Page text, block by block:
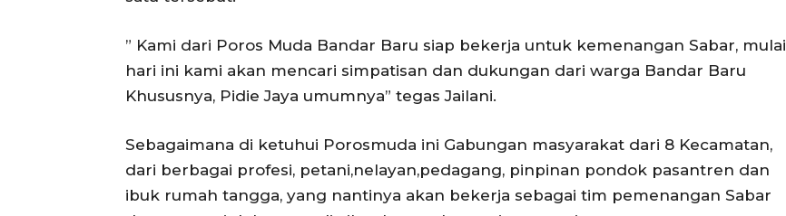
” Kami dari Poros Muda Bandar Baru siap bekerja untuk kemenangan Sabar, mulai
hari ini kami akan mencari simpatisan dan dukungan dari warga Bandar Baru
Khususnya, Pidie Jaya umumnya” tegas Jailani.
Sebagaimana di ketuhui Porosmuda ini Gabungan masyarakat dari 8 Kecamatan,
dari berbagai profesi, petani,nelayan,pedagang, pinpinan pondok pasantren dan
ibuk rumah tangga, yang nantinya akan bekerja sebagai tim pemenangan Sabar